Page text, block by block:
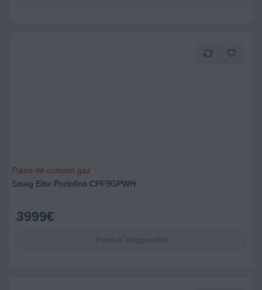
Piano de cuisson gaz
Smeg Elite Portofino CPF9GPWH
3999€
Produit indisponible